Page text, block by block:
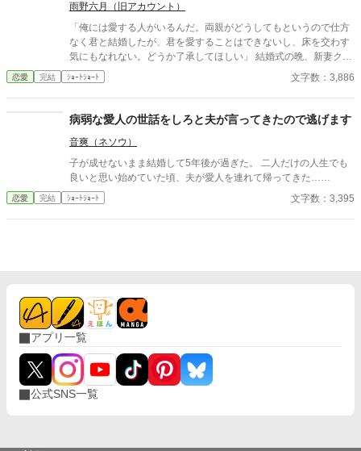
雨野六月（旧アカウント）
「俺には愛する人がいるんだ。両親がどうしてもというので仕方
なく君と結婚したが、君を愛することはできないし、床を交わす
気にもなれない。どうか了承してほしい」 結婚式の晩、新妻クロ
エが夫ロバートから要求されたのは、お飾りの妻になることだっ
た。 「君さえ黙っていれば、なにもかも丸くおさまる」と諭され
恋愛 完結 ｼｮｰﾄｼｮｰﾄ 文字数：3,886
病弱な愛人の世話をしろと夫が言ってきたので逃げます
音爽（ネソウ）
子が成せないまま結婚して5年後が過ぎた。 二人だけの人生でも
良いと思い始めていた頃、夫が愛人を連れて帰ってきた……
恋愛 完結 ｼｮｰﾄｼｮｰﾄ 文字数：3,395
アプリ一覧
公式SNS一覧